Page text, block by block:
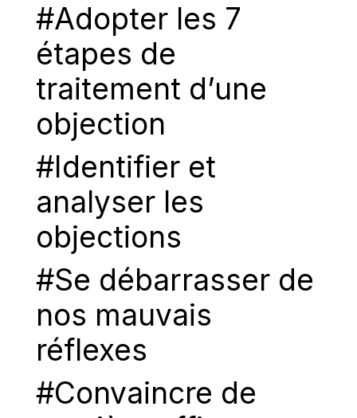
#Adopter les 7
étapes de
traitement d’une
objection
#Identifier et
analyser les
objections
#Se débarrasser de
nos mauvais
réflexes
#Convaincre de